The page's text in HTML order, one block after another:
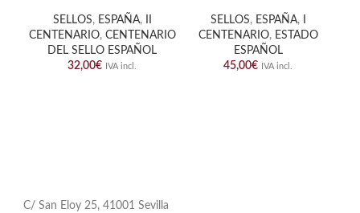
SELLOS, ESPAÑA,
CENTENARIO, CENTENARIO
DEL SELLO ESPAÑOL
32,00€ IVA incl.
SELLOS, ESPAÑA,
CENTENARIO, ESTADO
ESPAÑOL
45,00€ IVA incl.
C/ San Eloy 25, 41001 Sevilla